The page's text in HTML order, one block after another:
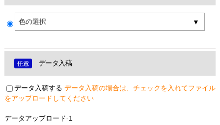
色の選択
データ入稿
データ入稿する データ入稿の場合は、チェックを入れてファイル
をアップロードしてください
データアップロード-1